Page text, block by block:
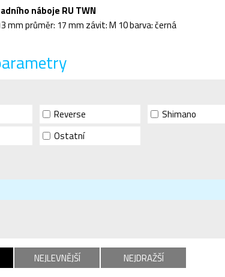
náboje RU TWN
mm průměr: 17 mm závit: M 10 barva: černá
Reverse Shimano
Ostatní
NEJLEVNĚJŠÍ NEJDRAŽŠÍ